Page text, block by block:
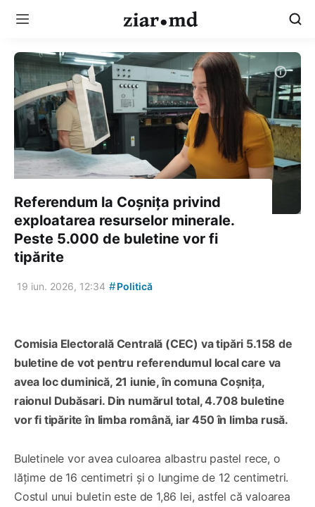
Referendum la Coșnița privind
exploatarea resurselor minerale.
Peste 5.000 de buletine vor fi
tipărite
19 iun. 2026, 12:34 #Politică
Comisia Electorală Centrală (CEC) va tipări 5.158 de
buletine de vot pentru referendumul local care va
avea loc duminică, 21 iunie, în comuna Coșnița,
raionul Dubăsari. Din numărul total, 4.708 buletine
vor fi tipărite în limba română, iar 450 în limba rusă.
Buletinele vor avea culoarea albastru pastel rece, o
lățime de 16 centimetri și o lungime de 12 centimetri.
Costul unui buletin este de 1,86 lei, astfel că valoarea